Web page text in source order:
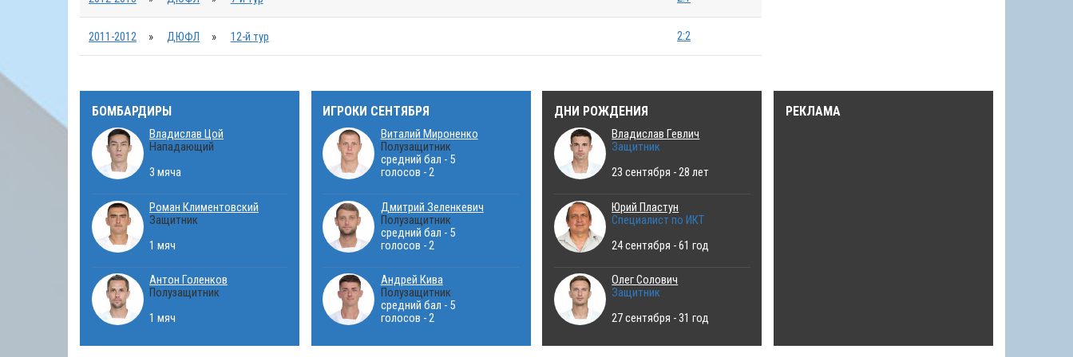
2011-2012 » ДЮФЛ » 12-й тур 2:2
БОМБАРДИРЫ
Владислав Цой
Нападающий
3 мяча
Роман Климентовский
Защитник
1 мяч
Антон Голенков
Полузащитник
1 мяч
ИГРОКИ СЕНТЯБРЯ
Виталий Мироненко
Полузащитник
средний бал - 5
голосов - 2
Дмитрий Зеленкевич
Полузащитник
средний бал - 5
голосов - 2
Андрей Кива
Полузащитник
средний бал - 5
голосов - 2
ДНИ РОЖДЕНИЯ
Владислав Гевлич
Защитник
23 сентября - 28 лет
Юрий Пластун
Специалист по ИКТ
24 сентября - 61 год
Олег Солович
Защитник
27 сентября - 31 год
РЕКЛАМА